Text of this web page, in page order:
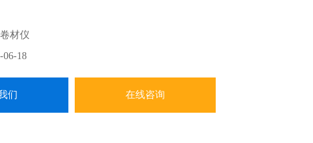
验仪
材仪
06-18
们 在线咨询